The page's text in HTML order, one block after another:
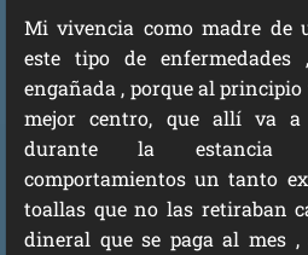
Mi vivencia como madre de
este tipo de
engañada , porque al
mejor centro, que allí va a
durante la estancia
comportamientos un tanto
toallas que no las retiraban
dineral que se paga al mes